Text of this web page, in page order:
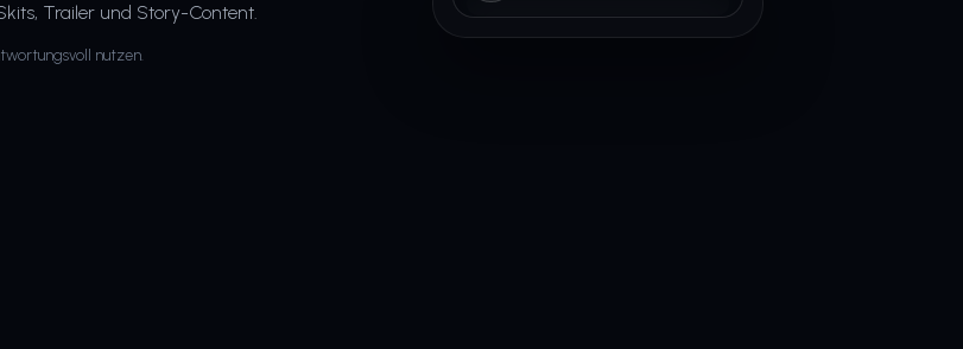
Trailer und Story-Content.
nutzen.